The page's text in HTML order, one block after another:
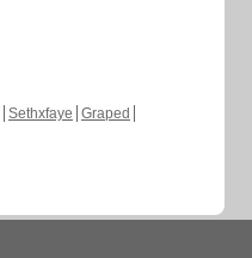
Sethxfaye Graped